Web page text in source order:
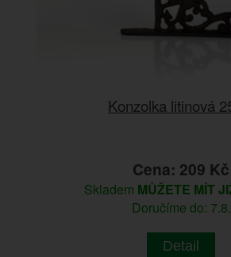
Konzolka litinová
Cena: 209 Kč
Skladem MŮŽETE MÍT
Doručíme do: 7.8.
Detail